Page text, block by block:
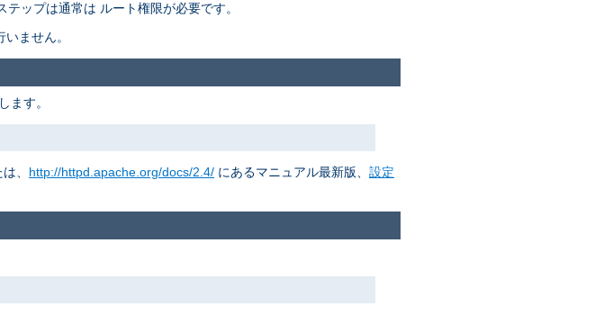
ップは通常は ルート権限が必要です。
ません。
ます。
、 http://httpd.apache.org/docs/2.4/ にあるマニュアル最新版、 設定